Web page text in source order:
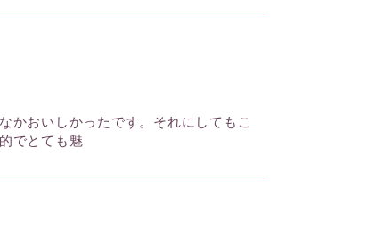
かおいしかったです。それにしてもこ
でとても魅